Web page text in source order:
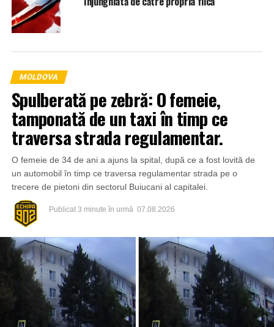
MOLDOVA
Spulberată pe zebră: O femeie,
tamponată de un taxi în timp ce
traversa strada regulamentar.
O femeie de 34 de ani a ajuns la spital, după ce a fost lovită de
un automobil în timp ce traversa regulamentar strada pe o
trecere de pietoni din sectorul Buiucani al capitalei.
Publicat 3 minute în urmă 07.08.2026